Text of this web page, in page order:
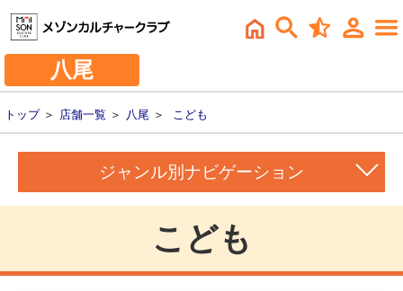
八尾
トップ＞ 店舗一覧 ＞ 八尾 ＞ こども
ジャンル別ナビゲーション
こども